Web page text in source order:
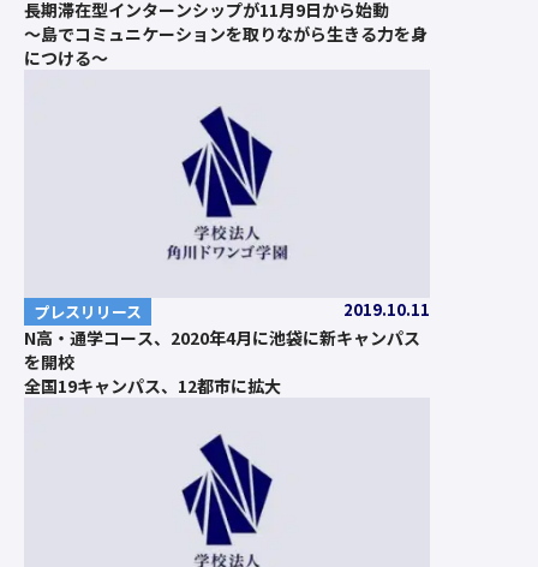
長期滞在型インターンシップが11月9日から始動
～島でコミュニケーションを取りながら生きる力を身
につける～
プレスリリース 2019.10.11
N高・通学コース、2020年4月に池袋に新キャンパス
を開校
全国19キャンパス、12都市に拡大